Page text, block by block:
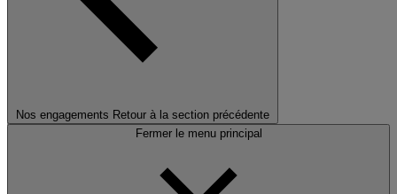
Nos engagements Retour à la section précédente
Fermer le menu principal